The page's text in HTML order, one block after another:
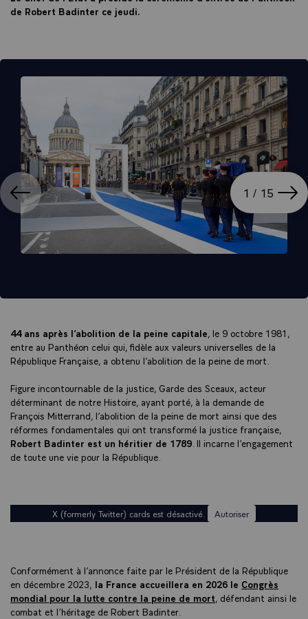
de Robert Badinter ce jeudi.
1 / 15
44 ans après l’abolition de la peine capitale, le 9 octobre 1981,
entre au Panthéon celui qui, fidèle aux valeurs universelles de la
République Française, a obtenu l’abolition de la peine de mort.
Figure incontournable de la justice, Garde des Sceaux, acteur
déterminant de notre Histoire, ayant porté, à la demande de
François Mitterrand, l’abolition de la peine de mort ainsi que des
réformes fondamentales qui ont transformé la justice française,
Robert Badinter est un héritier de 1789 . Il incarne l’engagement
de toute une vie pour la République.
X (formerly Twitter) cards est désactivé. Autoriser
Conformément à l’annonce faite par le Président de la République
en décembre 2023, la France accueillera en 2026 le Congrès
mondial pour la lutte contre la peine de mort, défendant ainsi le
combat et l’héritage de Robert Badinter.